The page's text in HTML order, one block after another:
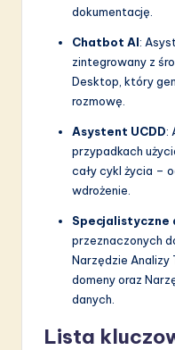
dokumentację.
Chatbot AI:
zintegrowany z
Desktop, który
rozmowę.
Asystent UCDD:
przypadkach
cały cykl życia –
wdrożenie.
Specjalistyczne
przeznaczonych
Narzędzie
domeny oraz
danych.
Lista